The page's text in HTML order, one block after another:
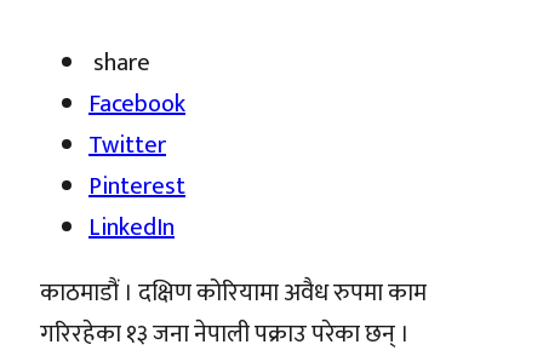
share
Facebook
Twitter
Pinterest
LinkedIn
काठमाडौं । दक्षिण कोरियामा अवैध रुपमा काम
गरिरहेका १३ जना नेपाली पक्राउ परेका छन् ।